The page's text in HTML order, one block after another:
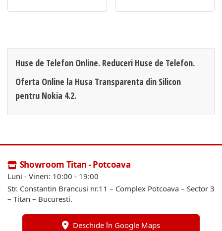
Huse de Telefon Online. Reduceri Huse de Telefon.
Oferta Online la Husa Transparenta din Silicon
pentru Nokia 4.2.
Showroom Titan - Potcoava
Luni - Vineri: 10:00 - 19:00
Str. Constantin Brancusi nr.11 – Complex Potcoava – Sector 3
– Titan – Bucuresti.
Deschide în Google Maps